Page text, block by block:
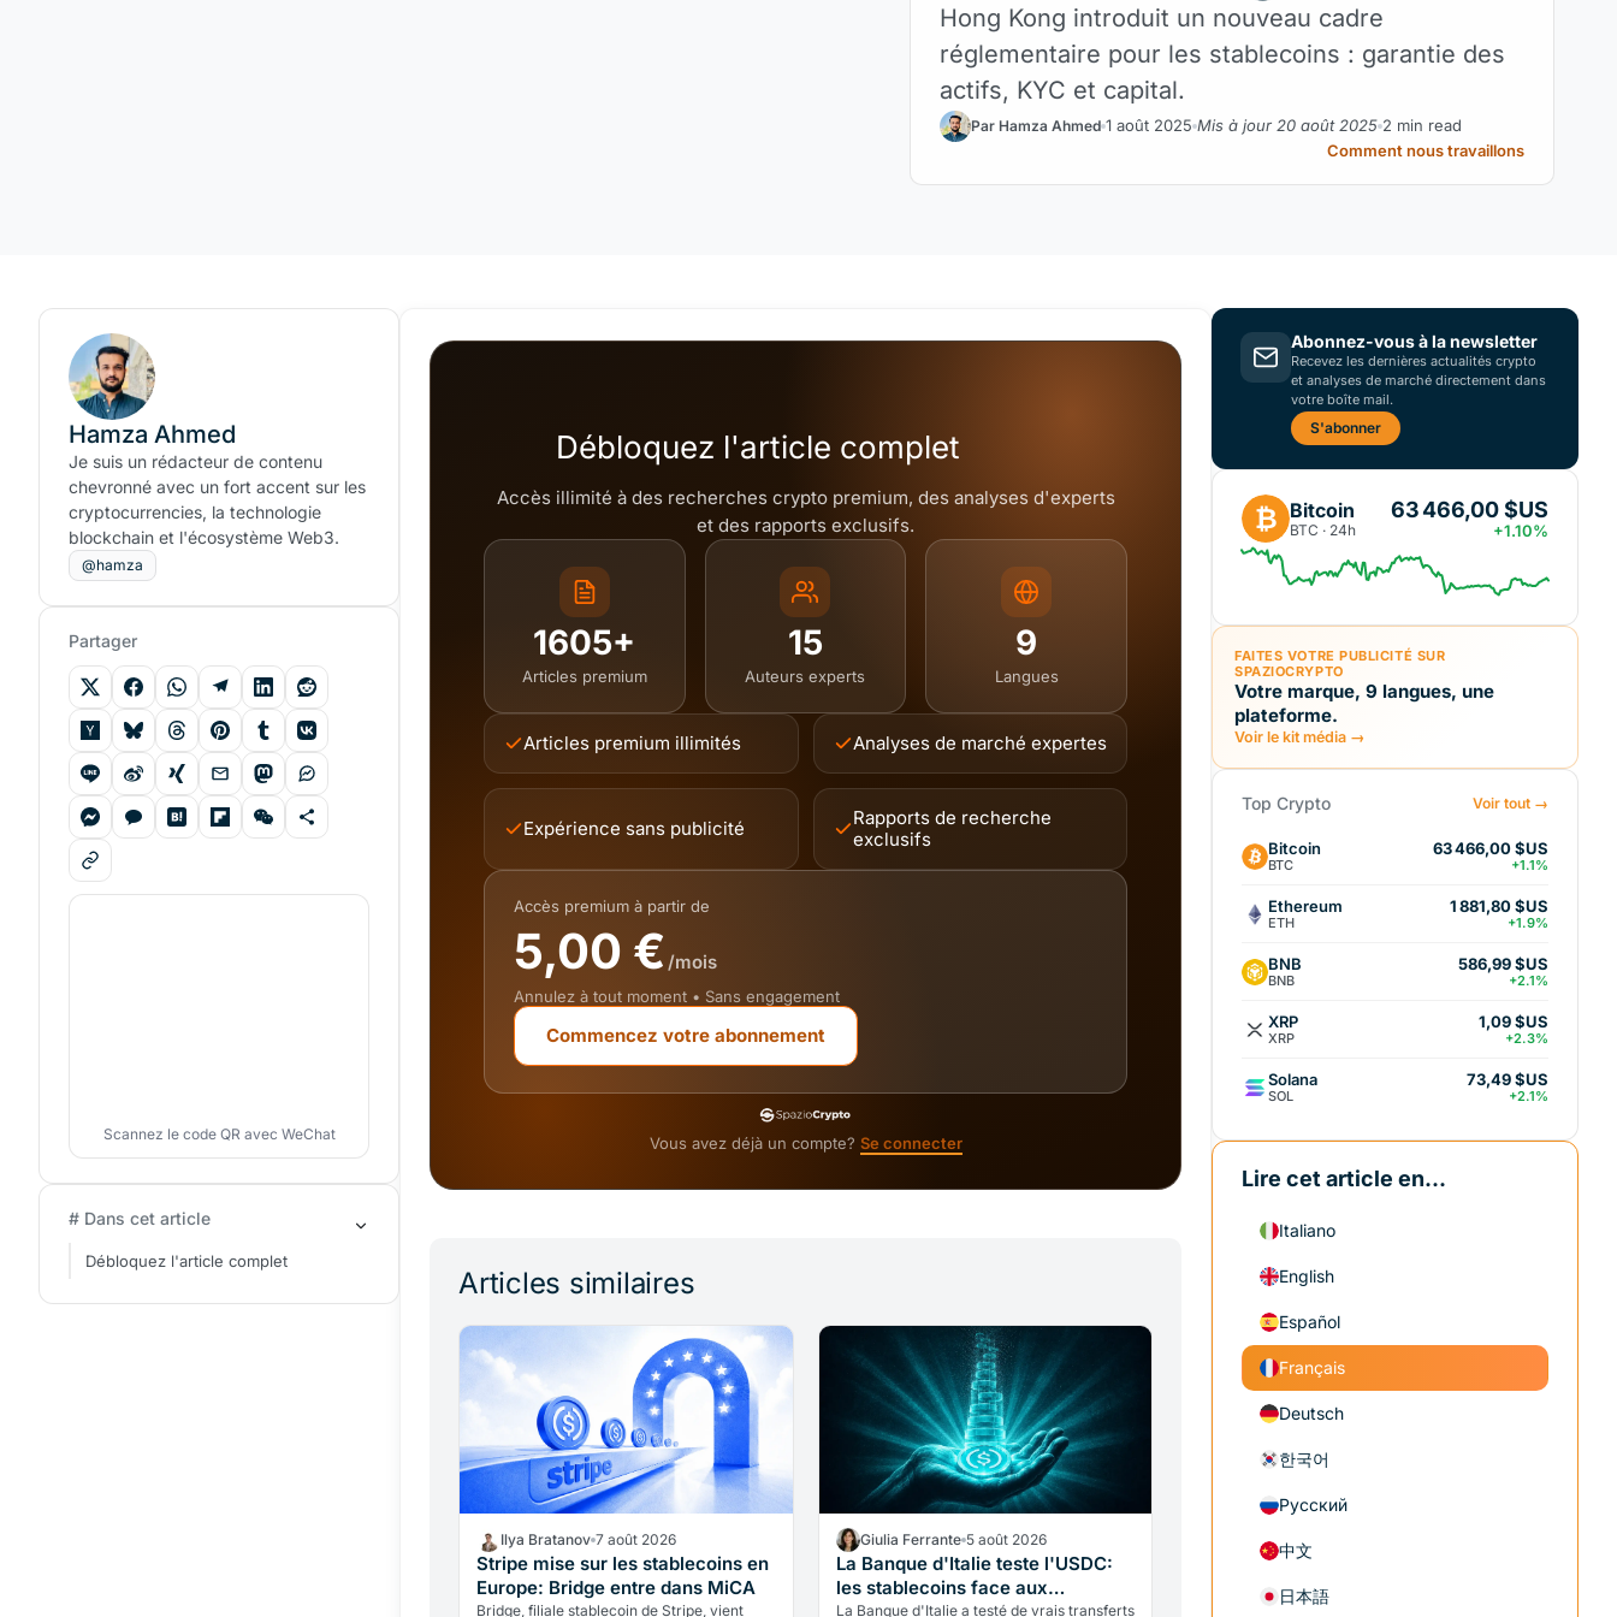
Hong Kong introduit un nouveau cadre
réglementaire pour les stablecoins : garantie des
actifs, KYC et capital.
Par Hamza Ahmed 1 août 2025 Mis à jour 20 août 2025 2 min read
Comment nous travaillons
Débloquez l'article complet
Accès illimité à des recherches crypto premium, des analyses d'experts
et des rapports exclusifs.
1605+
Articles premium
15
Auteurs experts
9
Langues
Articles premium illimités Analyses de marché expertes
Expérience sans publicité
Rapports de recherche
exclusifs
Accès premium à partir de
5,00 € /mois
Annulez à tout moment • Sans engagement
Commencez votre abonnement
Vous avez déjà un compte? Se connecter
Articles similaires
Ilya Bratanov 7 août 2026
Stripe mise sur les stablecoins en
Europe: Bridge entre dans MiCA
Bridge, filiale stablecoin de Stripe, vient
Giulia Ferrante 5 août 2026
La Banque d'Italie teste l'USDC:
les stablecoins face aux
virements
La Banque d'Italie a testé de vrais transferts
Hamza Ahmed
Je suis un rédacteur de contenu
chevronné avec un fort accent sur les
cryptocurrencies, la technologie
blockchain et l'écosystème Web3.
@hamza
Partager
Scannez le code QR avec WeChat
# Dans cet article
Débloquez l'article complet
Abonnez-vous à la newsletter
Recevez les dernières actualités crypto
et analyses de marché directement dans
votre boîte mail.
S'abonner
₿ Bitcoin
BTC · 24h
63 466,00 $US
+1.10%
FAITES VOTRE PUBLICITÉ SUR
SPAZIOCRYPTO
Votre marque, 9 langues, une
plateforme.
Voir le kit média →
Top Crypto Voir tout →
Bitcoin
BTC
63 466,00 $US
+1.1%
Ethereum
ETH
1 881,80 $US
+1.9%
BNB
BNB
586,99 $US
+2.1%
XRP
XRP
1,09 $US
+2.3%
Solana
SOL
73,49 $US
+2.1%
Lire cet article en...
Italiano
English
Español
Français
Deutsch
한국어
Русский
中文
日本語